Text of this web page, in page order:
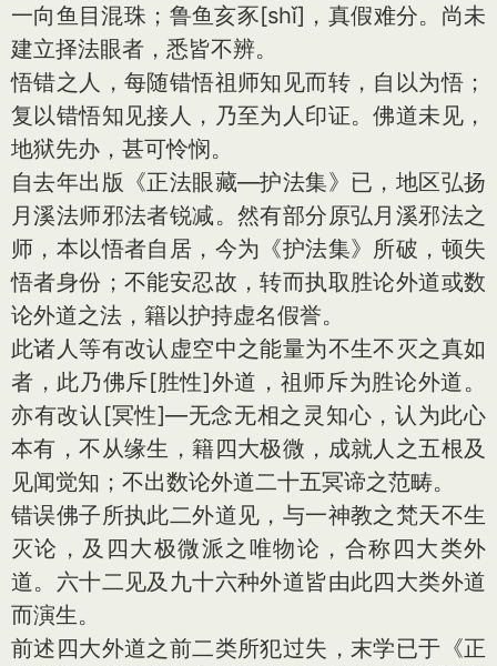
一向鱼目混珠；鲁鱼亥豕[shǐ]，真假难分。尚未
建立择法眼者，悉皆不辨。
悟错之人，每随错悟祖师知见而转，自以为悟；
复以错悟知见接人，乃至为人印证。佛道未见，
地狱先办，甚可怜悯。
自去年出版《正法眼藏—护法集》已，地区弘扬
月溪法师邪法者锐减。然有部分原弘月溪邪法之
师，本以悟者自居，今为《护法集》所破，顿失
悟者身份；不能安忍故，转而执取胜论外道或数
论外道之法，籍以护持虚名假誉。
此诸人等有改认虚空中之能量为不生不灭之真如
者，此乃佛斥[胜性]外道，祖师斥为胜论外道。
亦有改认[冥性]—无念无相之灵知心，认为此心
本有，不从缘生，籍四大极微，成就人之五根及
见闻觉知；不出数论外道二十五冥谛之范畴。
错误佛子所执此二外道见，与一神教之梵天不生
灭论，及四大极微派之唯物论，合称四大类外
道。六十二见及九十六种外道皆由此四大类外道
而演生。
前述四大外道之前二类所犯过失，末学已于《正